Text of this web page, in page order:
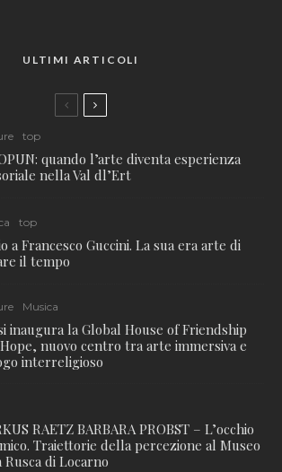
ULTIMI ARTICOLI
top
quando l’arte diventa esperienza
nella Val dl’Ert
top
a Francesco Guccini. La sua era arte di
il tempo
Musica
inaugura la Global House of Friendship
nuovo centro tra arte immersiva e
interreligioso
RAETZ BARBARA PROBST – L’occhio
Traiettorie della percezione al Museo
Rusca di Locarno